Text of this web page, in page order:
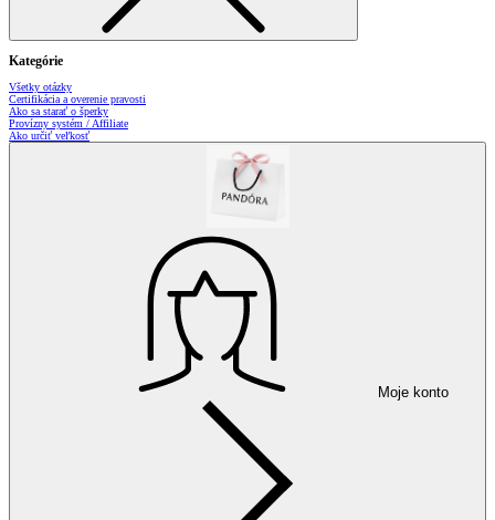
Kategórie
Všetky otázky
Certifikácia a overenie pravosti
Ako sa starať o šperky
Provízny systém / Affiliate
Ako určiť veľkosť
Moje konto